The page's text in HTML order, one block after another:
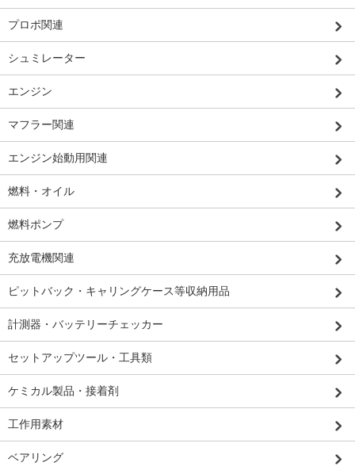
プロポ関連
シュミレーター
エンジン
マフラー関連
エンジン始動用関連
燃料・オイル
燃料ポンプ
充放電機関連
ピットバック・キャリングケース等収納用品
計測器・バッテリーチェッカー
セットアップツール・工具類
ケミカル製品・接着剤
工作用素材
ベアリング